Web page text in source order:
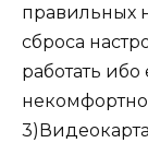
правильных
сброса
работать